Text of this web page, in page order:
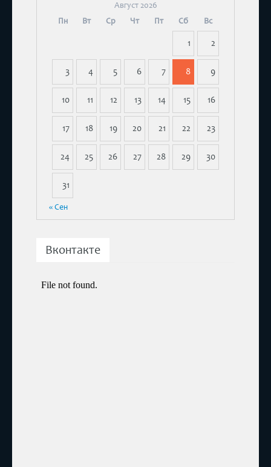
Август 2026
Пн
Вт Ср Чт Пт Сб Вс
1 2
3 4 5 6 7 8 9
10 11 12 13 14 15 16
17 18 19 20 21 22 23
24 25 26 27 28 29 30
31
« Сен
Вконтакте